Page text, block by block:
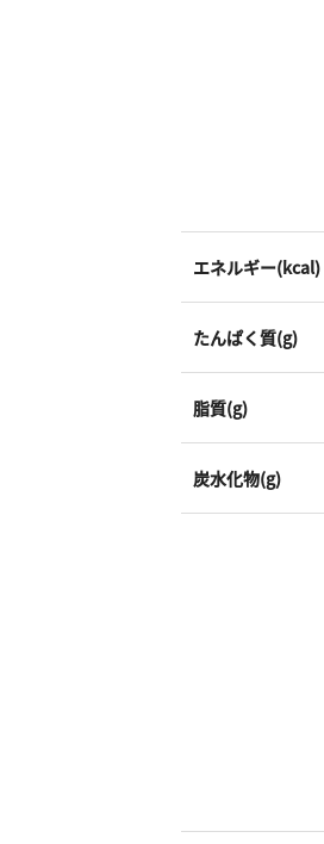
エネルギー(kcal)
たんぱく質(g)
脂質(g)
炭水化物(g)